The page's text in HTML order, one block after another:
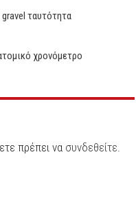
ταυτότητα
χρονόμετρο
πρέπει να συνδεθείτε